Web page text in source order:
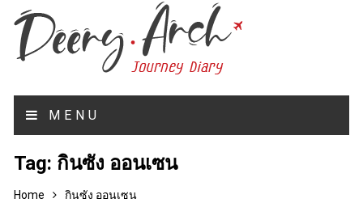
MENU
Tag: กินซัง ออนเซน
Home กินซัง ออนเซน